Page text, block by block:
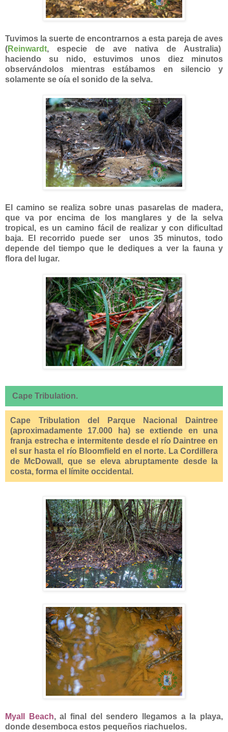
Tuvimos la suerte de encontrarnos a esta pareja de aves
(Reinwardt, especie de ave nativa de Australia)
haciendo su nido, estuvimos unos diez minutos
observándolos mientras estábamos en silencio y
solamente se oía el sonido de la selva.
El camino se realiza sobre unas pasarelas de madera,
que va por encima de los manglares y de la selva
tropical, es un camino fácil de realizar y con dificultad
baja. El recorrido puede ser unos 35 minutos, todo
depende del tiempo que le dediques a ver la fauna y
flora del lugar.
Cape Tribulation.
Cape Tribulation del Parque Nacional Daintree
(aproximadamente 17.000 ha) se extiende en una
franja estrecha e intermitente desde el río Daintree en
el sur hasta el río Bloomfield en el norte. La Cordillera
de McDowall, que se eleva abruptamente desde la
costa, forma el límite occidental.
Myall Beach, al final del sendero llegamos a la playa,
donde desemboca estos pequeños riachuelos.